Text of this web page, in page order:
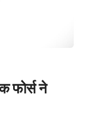
फोर्स ने